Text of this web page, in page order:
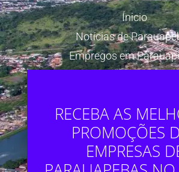
Ínicio
Notícias de
Empregos em
RECEBA AS
PROMOÇÕES
EMPRESAS